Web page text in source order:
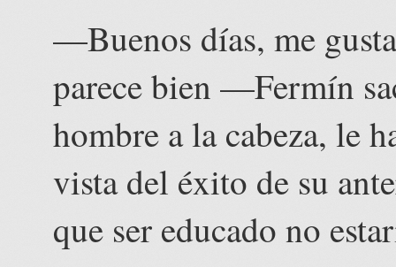
—Buenos días, me
parece bien —Fermín
hombre a la cabeza, le
vista del éxito de su
que ser educado no